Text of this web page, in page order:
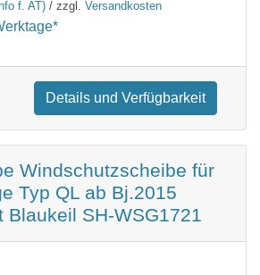
f. AT) / zzgl. Versandkosten
Details und Verfügbarkeit
Windschutzscheibe für
Typ QL ab Bj.2015
Blaukeil SH-WSG1721